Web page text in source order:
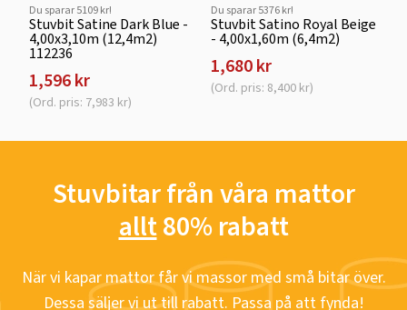
Du sparar 5109 kr!
Stuvbit Satine Dark Blue -
4,00x3,10m (12,4m2)
112236
1,596 kr
(Ord. pris: 7,983 kr)
Du sparar 5376 kr!
Stuvbit Satino Royal Beige
- 4,00x1,60m (6,4m2)
1,680 kr
(Ord. pris: 8,400 kr)
Stuvbitar från våra mattor
allt80% rabatt
När vi kapar mattor får vi massor med små bitar över.
Dessa säljer vi ut till rabatt. Passa på att fynda!